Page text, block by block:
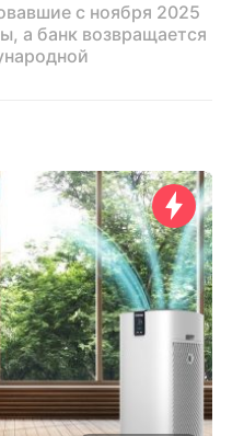
с ноября 2025
а банк возвращается